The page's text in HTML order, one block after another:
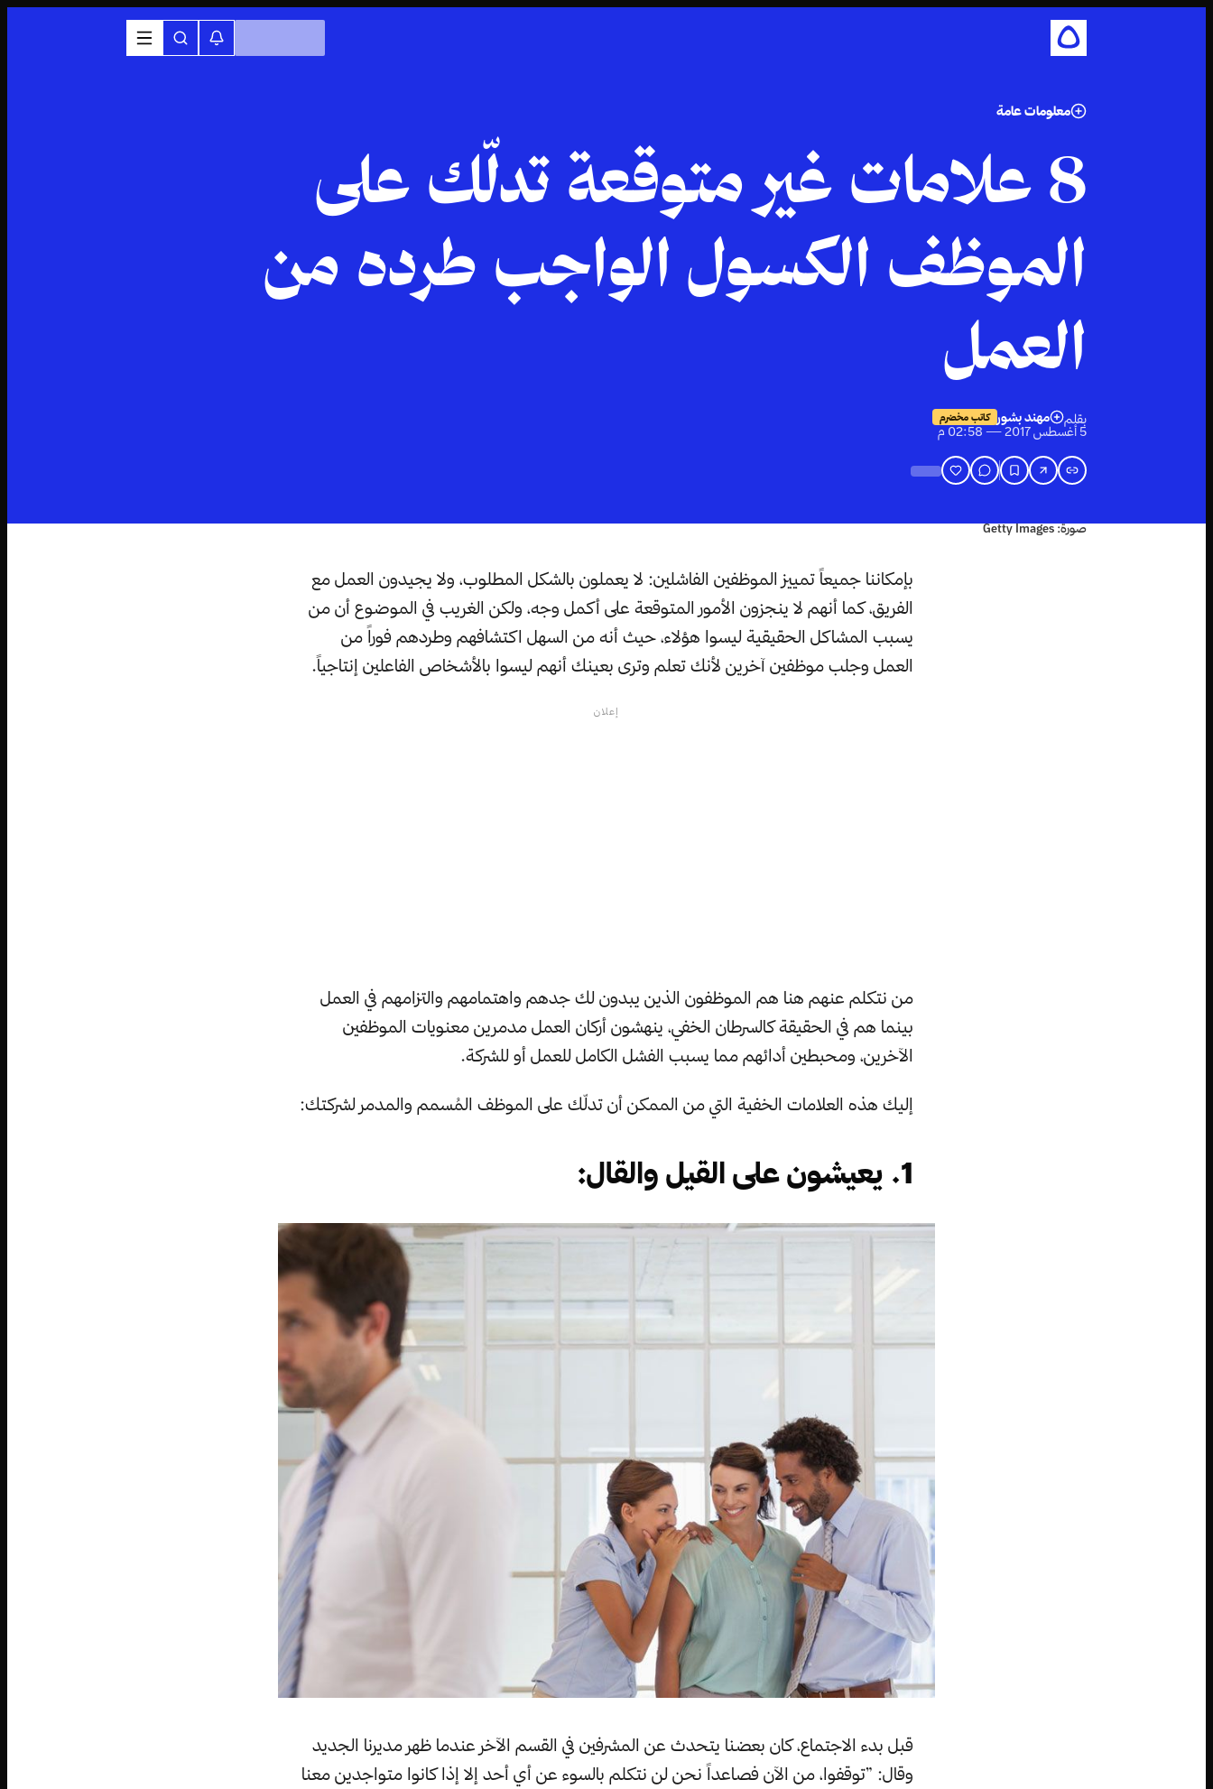
معلومات عامة
8 علامات غير متوقعة تدلّك على
الموظف الكسول الواجب طرده من
العمل
بقلم مهند بشور كاتب مخضرم
5 أغسطس 2017 — 02:58 م
صورة: Getty Images
بإمكاننا جميعاً تمييز الموظفين الفاشلين: لا يعملون بالشكل المطلوب، ولا يجيدون العمل مع
الفريق، كما أنهم لا ينجزون الأمور المتوقعة على أكمل وجه، ولكن الغريب في الموضوع أن من
يسبب المشاكل الحقيقية ليسوا هؤلاء، حيث أنه من السهل اكتشافهم وطردهم فوراً من
العمل وجلب موظفين آخرين لأنك تعلم وترى بعينك أنهم ليسوا بالأشخاص الفاعلين إنتاجياً.
إعلان
من نتكلم عنهم هنا هم الموظفون الذين يبدون لك جدهم واهتمامهم والتزامهم في العمل
بينما هم في الحقيقة كالسرطان الخفي، ينهشون أركان العمل مدمرين معنويات الموظفين
الآخرين، ومحبطين أدائهم مما يسبب الفشل الكامل للعمل أو للشركة.
إليك هذه العلامات الخفية التي من الممكن أن تدلّك على الموظف المُسمم والمدمر لشركتك:
1. يعيشون على القيل والقال:
قبل بدء الاجتماع، كان بعضنا يتحدث عن المشرفين في القسم الآخر عندما ظهر مديرنا الجديد
وقال: ”توقفوا، من الآن فصاعداً نحن لن نتكلم بالسوء عن أي أحد إلا إذا كانوا متواجدين معنا